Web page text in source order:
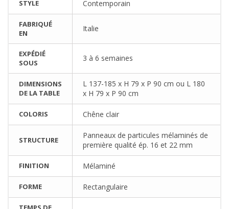
STYLE Contemporain
FABRIQUÉ
EN
Italie
EXPÉDIÉ
SOUS
3 à 6 semaines
DIMENSIONS
DE LA TABLE
L 137-185 x H 79 x P 90 cm ou L 180
x H 79 x P 90 cm
COLORIS Chêne clair
STRUCTURE
Panneaux de particules mélaminés de
première qualité ép. 16 et 22 mm
FINITION Mélaminé
FORME Rectangulaire